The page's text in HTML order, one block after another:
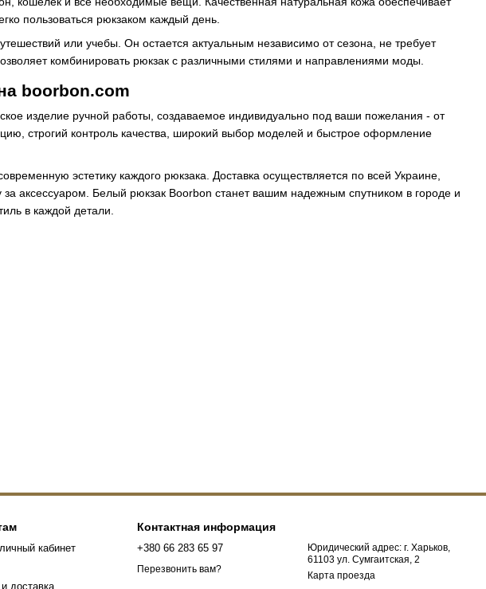
пользоваться рюкзаком каждый день.
или учебы. Он остается актуальным независимо от сезона, не требует
комбинировать рюкзак с различными стилями и направлениями моды.
boorbon.com
изделие ручной работы, создаваемое индивидуально под ваши пожелания - от
строгий контроль качества, широкий выбор моделей и быстрое оформление
эстетику каждого рюкзака. Доставка осуществляется по всей Украине,
аксессуаром. Белый рюкзак Boorbon станет вашим надежным спутником в городе и
в каждой детали.
кабинет
доставка
Контактная информация
+380 66 283 65 97
Перезвонить вам?
Юридический адрес: г. Харьков,
61103 ул. Сумгаитская, 2
Карта проезда